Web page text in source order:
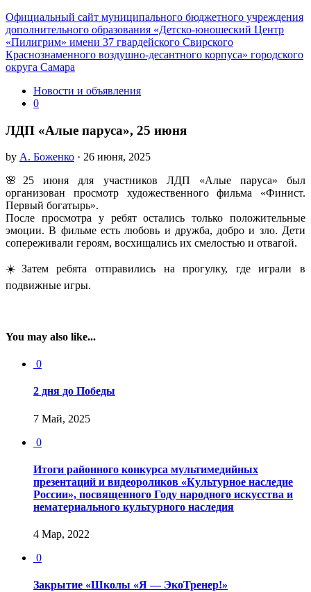
Официальный сайт муниципального бюджетного учреждения
дополнительного образования «Детско-юношеский Центр
«Пилигрим» имени 37 гвардейского Свирского
Краснознаменного воздушно-десантного корпуса» городского
округа Самара
Новости и объявления
0
ЛДП «Алые паруса», 25 июня
by А. Боженко · 26 июня, 2025
🌸25 июня для участников ЛДП «Алые паруса» был
организован просмотр художественного фильма «Финист.
Первый богатырь».
После просмотра у ребят остались только положительные
эмоции. В фильме есть любовь и дружба, добро и зло. Дети
сопереживали героям, восхищались их смелостью и отвагой.
☀️Затем ребята отправились на прогулку, где играли в
подвижные игры.
You may also like...
0
2 дня до Победы
7 Май, 2025
0
Итоги районного конкурса мультимедийных
презентаций и видеороликов «Культурное наследие
России», посвященного Году народного искусства и
нематериального культурного наследия
4 Мар, 2022
0
Закрытие «Школы «Я — ЭкоТренер!»